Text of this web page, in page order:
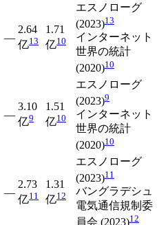
—
2.64
亿13
1.71
亿10
エスノローグ
(2023)13
インターネット
世界の統計
(2020)10
—
3.10
亿9
1.51
亿10
エスノローグ
(2023)9
インターネット
世界の統計
(2020)10
—
2.73
亿11
1.31
亿12
エスノローグ
(2023)11
バングラデシュ
電気通信規制委
員会 (2023)12